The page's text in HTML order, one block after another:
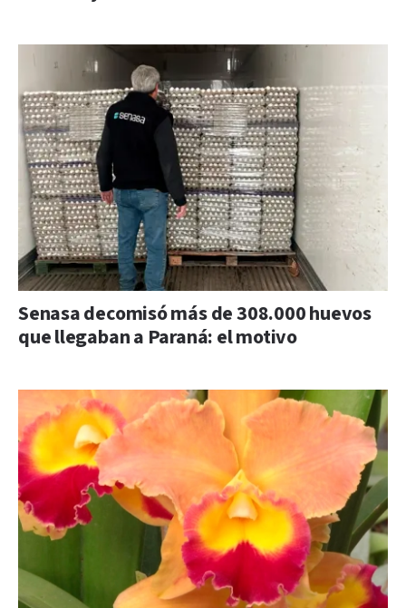
Senasa decomisó más de 308.000 huevos
que llegaban a Paraná: el motivo